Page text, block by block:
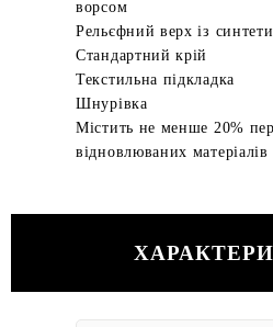
ворсом
Рельєфний верх із
Стандартний крій
Текстильна підкладка
Шнурівка
Містить не менше 20%
відновлюваних матеріалів